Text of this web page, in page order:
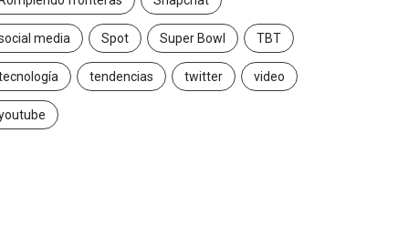
media Spot Super Bowl TBT
tendencias twitter video